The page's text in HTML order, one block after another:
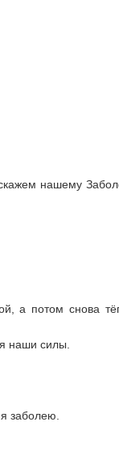
нашему
а потом снова
наши силы.
заболею.